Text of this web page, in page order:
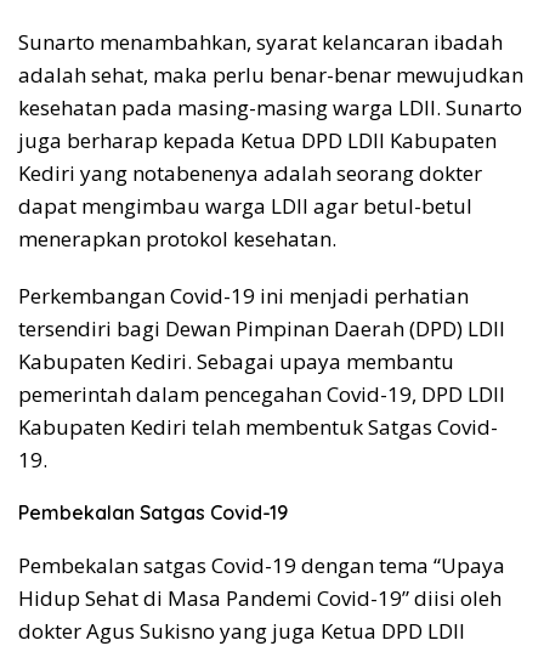
Sunarto menambahkan, syarat kelancaran ibadah
adalah sehat, maka perlu benar-benar mewujudkan
kesehatan pada masing-masing warga LDII. Sunarto
juga berharap kepada Ketua DPD LDII Kabupaten
Kediri yang notabenenya adalah seorang dokter
dapat mengimbau warga LDII agar betul-betul
menerapkan protokol kesehatan.
Perkembangan Covid-19 ini menjadi perhatian
tersendiri bagi Dewan Pimpinan Daerah (DPD) LDII
Kabupaten Kediri. Sebagai upaya membantu
pemerintah dalam pencegahan Covid-19, DPD LDII
Kabupaten Kediri telah membentuk Satgas Covid-
19.
Pembekalan Satgas Covid-19
Pembekalan satgas Covid-19 dengan tema “Upaya
Hidup Sehat di Masa Pandemi Covid-19” diisi oleh
dokter Agus Sukisno yang juga Ketua DPD LDII